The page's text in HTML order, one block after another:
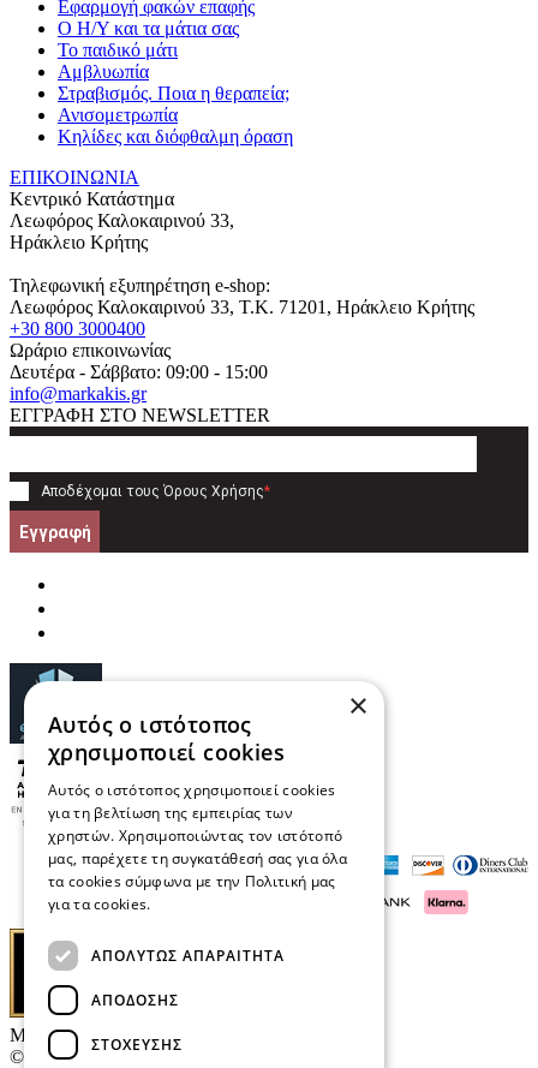
Εφαρμογή φακών επαφής
Ο Η/Υ και τα μάτια σας
Το παιδικό μάτι
Αμβλυωπία
Στραβισμός. Ποια η θεραπεία;
Ανισομετρωπία
Κηλίδες και διόφθαλμη όραση
ΕΠΙΚΟΙΝΩΝΙΑ
Κεντρικό Κατάστημα
Λεωφόρος Καλοκαιρινού 33,
Ηράκλειο Κρήτης
Τηλεφωνική εξυπηρέτηση e-shop:
Λεωφόρος Καλοκαιρινού 33, T.K. 71201, Ηράκλειο Κρήτης
+30 800 3000400
Ωράριο επικοινωνίας
Δευτέρα - Σάββατο: 09:00 - 15:00
info@markakis.gr
ΕΓΓΡΑΦΗ ΣΤΟ NEWSLETTER
Αποδέχομαι τους Όρους Χρήσης*
Εγγραφή
Μαρκάκης Οπτικά
© 2026
×
Αυτός ο ιστότοπος
χρησιμοποιεί cookies
Αυτός ο ιστότοπος χρησιμοποιεί cookies
για τη βελτίωση της εμπειρίας των
χρηστών. Χρησιμοποιώντας τον ιστότοπό
μας, παρέχετε τη συγκατάθεσή σας για όλα
τα cookies σύμφωνα με την Πολιτική μας
για τα cookies.
ΑΠΟΛΎΤΩΣ ΑΠΑΡΑΊΤΗΤΑ
ΑΠΌΔΟΣΗΣ
ΣΤΌΧΕΥΣΗΣ